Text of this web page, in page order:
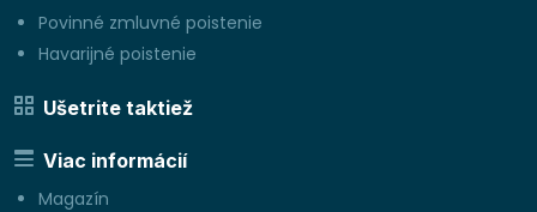
Povinné zmluvné poistenie
Havarijné poistenie
Ušetrite taktiež
Viac informácií
Magazín